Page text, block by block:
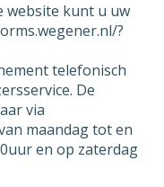
bevestiging
U
naar [email] of
augustus 2026
niet volgens
website kunt u uw
?
telefonisch
De
via
maandag tot en
en op zaterdag